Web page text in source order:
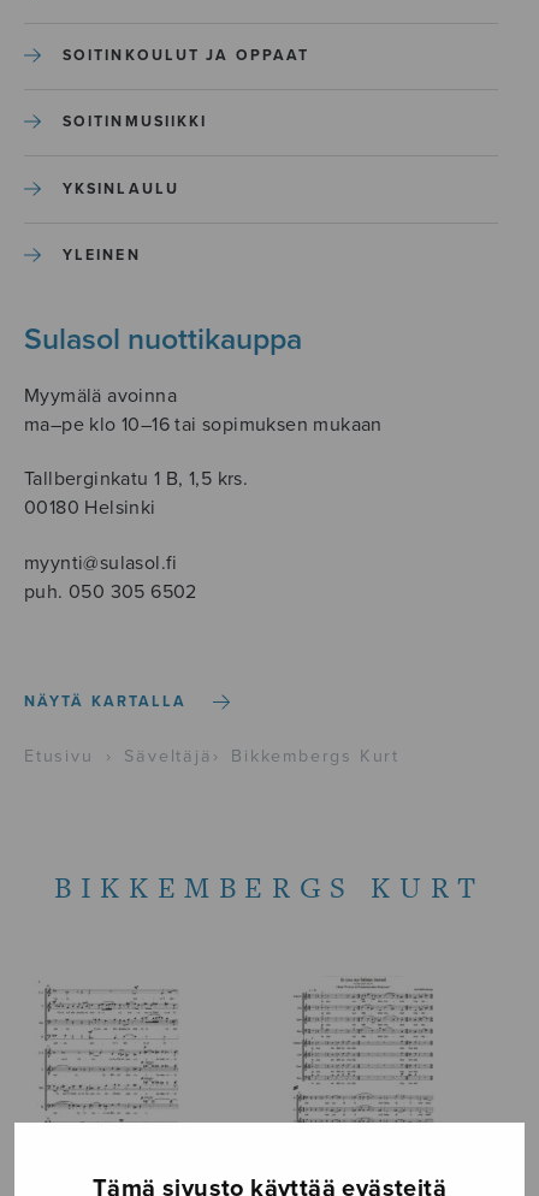
Tämä sivusto käyttää evästeitä
SOITINKOULUT JA OPPAAT
SOITINMUSIIKKI
YKSINLAULU
YLEINEN
Sulasol nuottikauppa
Myymälä avoinna
ma–pe klo 10–16 tai sopimuksen mukaan
Tallberginkatu 1 B, 1,5 krs.
00180 Helsinki
myynti@sulasol.fi
puh. 050 305 6502
NÄYTÄ KARTALLA
Etusivu › Säveltäjä › Bikkembergs Kurt
BIKKEMBERGS KURT